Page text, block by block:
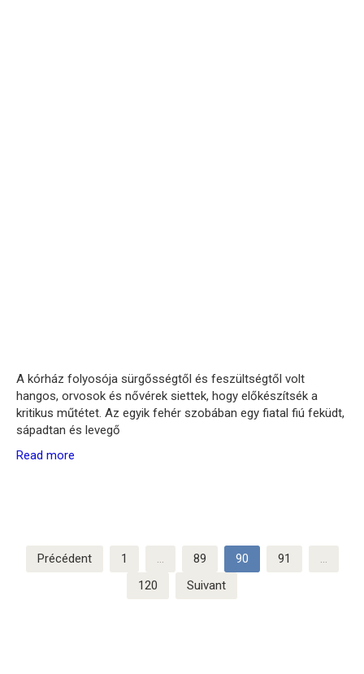
A kórház folyosója sürgősségtől és feszültségtől volt
hangos, orvosok és nővérek siettek, hogy előkészítsék a
kritikus műtétet. Az egyik fehér szobában egy fiatal fiú feküdt,
sápadtan és levegő
Read more
Pagination
des
Précédent 1 … 89 90 91
…
120
Suivant